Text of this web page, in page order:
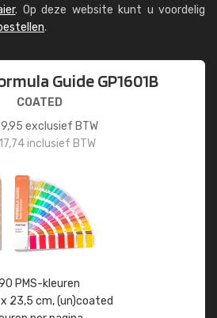
. Op deze website kunt u voordelig
.
Guide GP1601B
COATED
exclusief BTW
inclusief BTW
PMS-kleuren
23,5 cm, (un)coated